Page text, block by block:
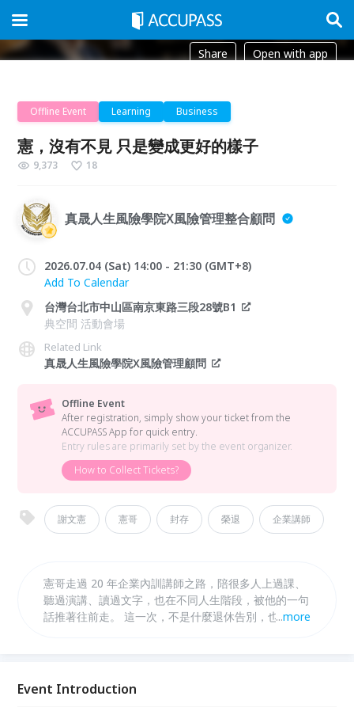
Share Open with app
Offline Event Learning Business
憲，沒有不見 只是變成更好的樣子
9,373 18
真晟人生風險學院X風險管理整合顧問
2026.07.04 (Sat) 14:00 - 21:30 (GMT+8)
Add To Calendar
台灣台北市中山區南京東路三段28號B1
典空間 活動會場
Related Link
真晟人生風險學院X風險管理顧問
Offline Event
After registration, simply show your ticket from the
ACCUPASS App for quick entry.
Entry rules are primarily set by the event organizer.
How to Collect Tickets?
謝文憲 憲哥 封存 榮退 企業講師
憲哥走過 20 年企業內訓講師之路，陪很多人上過課、
聽過演講、讀過文字，也在不同人生階段，被他的一句
話推著往前走。 這一次，不是什麼退休告別，也不是
...more
Event Introduction